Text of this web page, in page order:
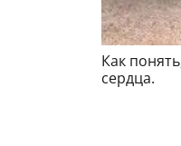
Как
сердца.